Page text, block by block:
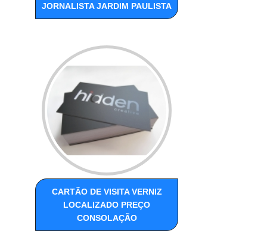
JORNALISTA JARDIM PAULISTA
CARTÃO DE VISITA VERNIZ
LOCALIZADO PREÇO
CONSOLAÇÃO